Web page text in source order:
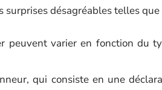
surprises désagréables telles
peuvent varier en fonction du
qui consiste en une